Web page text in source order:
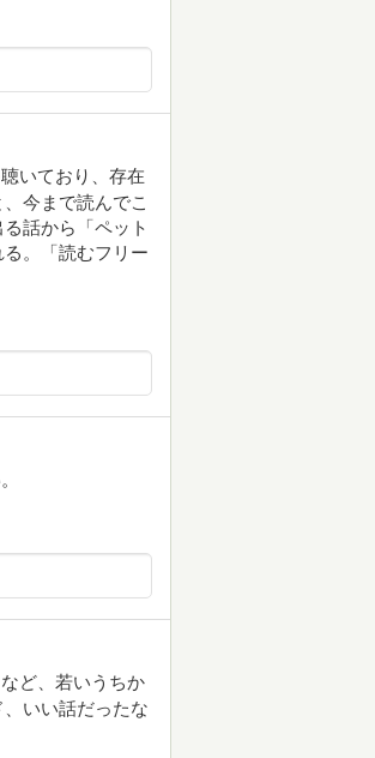
いており、存在
今まで読んでこ
話から「ペット
。「読むフリー
ど、若いうちか
いい話だったな